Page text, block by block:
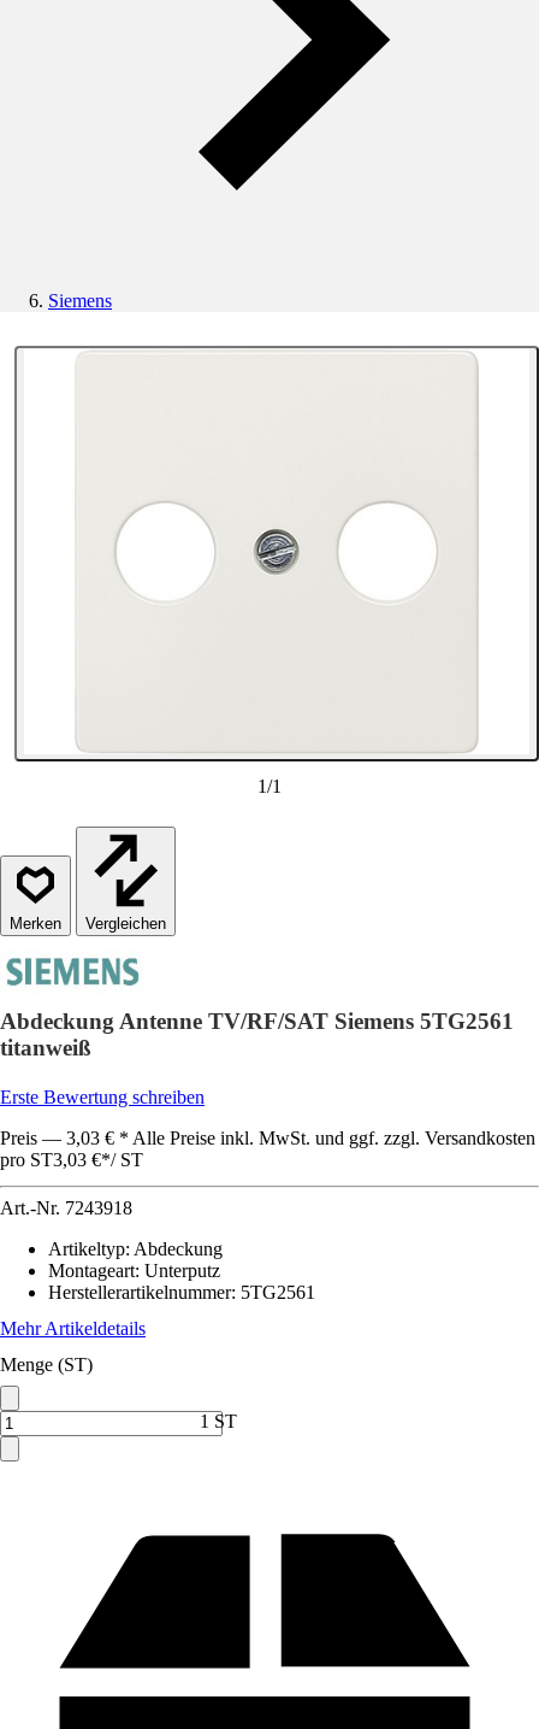
Siemens
1/1
Vergleichen
Abdeckung Antenne TV/RF/SAT Siemens 5TG2561
titanweiß
Erste Bewertung schreiben
Preis — 3,03 € * Alle Preise inkl. MwSt. und ggf. zzgl. Versandkosten
pro ST3,03 €*/ ST
Art.-Nr. 7243918
Artikeltyp: Abdeckung
Montageart: Unterputz
Herstellerartikelnummer: 5TG2561
Mehr Artikeldetails
Menge (ST)
1 ST